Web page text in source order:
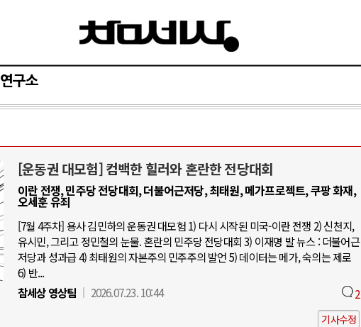
연구소
[운동권 대모험] 컴백한 힐러와 혼란한 전당대회
이란 전쟁, 민주당 전당대회, 더불어근저당, 최태원, 메가프로젝트, 쿠팡 화재,
오세훈 유죄
[7월 4주차] 용사 김민하의 운동권 대모험 1) 다시 시작된 미국-이란 전쟁 2) 신천지,
유시민, 그리고 정민철의 눈물. 혼란의 민주당 전당대회 3) 이재명 발 뉴스 : 더불어근
저당과 성과급 4) 최태원의 자본주의 민주주의 발언 5) 데이터는 메가, 숙의는 제로
6) 반...
참세상 영상팀
2026.07.23. 10:44 2
기사수정
AI와 인간
중국 AI, 저가 공세로 글로벌 토큰 시..
AI 국부펀드 구상 놓고 미국 진보진영 ..
AI 데이터센터 반대 투쟁은 새로운 글로..